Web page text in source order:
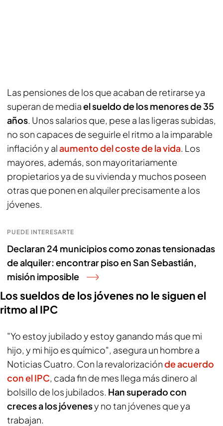
Las pensiones de los que acaban de retirarse ya
superan de mediael sueldo de los menores de 35
años. Unos salarios que, pese a las ligeras subidas,
no son capaces de seguirle el ritmo a la imparable
inflación y alaumento del coste de la vida. Los
mayores, además, son mayoritariamente
propietarios ya de su vivienda y muchos poseen
otras que ponen en alquiler precisamente a los
jóvenes.
PUEDE INTERESARTE
Declaran 24 municipios como zonas tensionadas
de alquiler: encontrar piso en San Sebastián,
misión imposible
Los sueldos de los jóvenes no le siguen el
ritmo al IPC
"Yo estoy jubilado y estoy ganando más que mi
hijo, y mi hijo es químico", asegura un hombre a
Noticias Cuatro. Con la revalorizaciónde acuerdo
con el IPC, cada fin de mes llega más dinero al
bolsillo de los jubilados. Han superado con
creces a los jóvenesy no tan jóvenes que ya
trabajan.